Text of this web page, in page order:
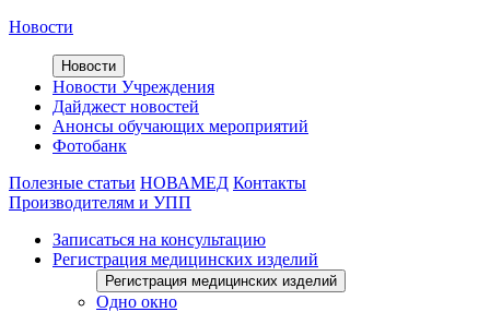
Новости
Новости
Новости Учреждения
Дайджест новостей
Анонсы обучающих мероприятий
Фотобанк
Полезные статьи НОВАМЕД Контакты
Производителям и УПП
Записаться на консультацию
Регистрация медицинских изделий
Регистрация медицинских изделий
Одно окно